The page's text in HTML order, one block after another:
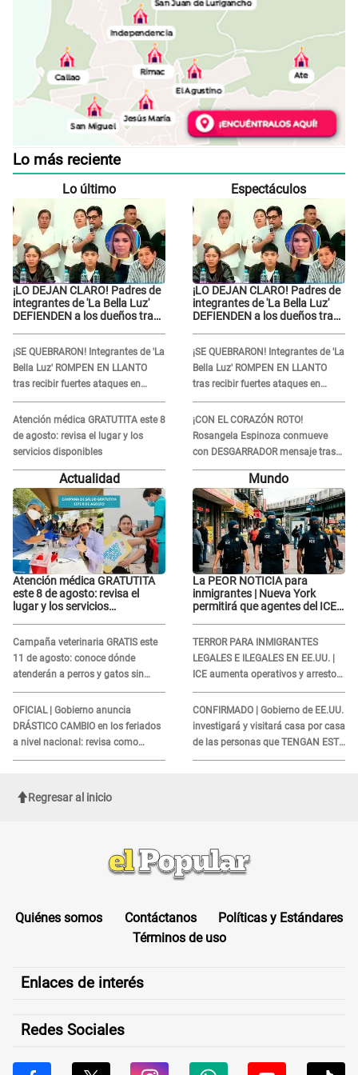
Lo más reciente
Lo último
¡LO DEJAN CLARO! Padres de
integrantes de 'La Bella Luz'
DEFIENDEN a los dueños tras
¡SE QUEBRARON! Integrantes de 'La
Bella Luz' ROMPEN EN LLANTO
tras recibir fuertes ataques en
redes por DENUNCIA de acoso
contra Naldy Saldaña
Atención médica GRATUTITA este 8
de agosto: revisa el lugar y los
servicios disponibles
Espectáculos
¡LO DEJAN CLARO! Padres de
integrantes de 'La Bella Luz'
DEFIENDEN a los dueños tras
¡SE QUEBRARON! Integrantes de 'La
Bella Luz' ROMPEN EN LLANTO
tras recibir fuertes ataques en
redes por DENUNCIA de acoso
contra Naldy Saldaña
¡CON EL CORAZÓN ROTO!
Rosangela Espinoza conmueve
con DESGARRADOR mensaje tras
terrible pérdida: "Descansa en
Actualidad
Atención médica GRATUTITA
este 8 de agosto: revisa el
lugar y los servicios
Campaña veterinaria GRATIS este
11 de agosto: conoce dónde
atenderán a perros y gatos sin
costo
OFICIAL | Gobierno anuncia
DRÁSTICO CAMBIO en los feriados
a nivel nacional: revisa como
quedarán los DÍAS LIBRES
Mundo
La PEOR NOTICIA para
inmigrantes | Nueva York
permitirá que agentes del ICE
TERROR PARA INMIGRANTES
LEGALES E ILEGALES EN EE.UU. |
ICE aumenta operativos y arrestos
a extranjeros en aeropuertos
CONFIRMADO | Gobierno de EE.UU.
investigará y visitará casa por casa
de las personas que TENGAN ESTE
TRABAJO
Regresar al inicio
Quiénes somos Contáctanos
Políticas y Estándares
Términos de uso
Enlaces de interés
Redes Sociales